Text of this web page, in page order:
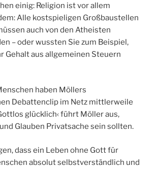
einig: Religion ist vor allem
Alle kostspieligen Großbaustellen
auch von den Atheisten
– oder wussten Sie zum Beispiel,
Gehalt aus allgemeinen Steuern
haben Möllers
Debattenclip im Netz mittlerweile
glücklich‹ führt Möller aus,
Glauben Privatsache sein sollten.
dass ein Leben ohne Gott für
absolut selbstverständlich und